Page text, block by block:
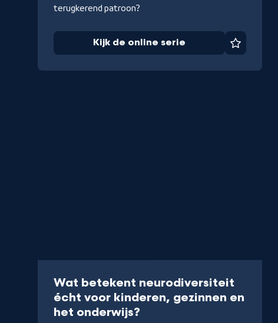
terugkerend patroon?
Kijk de online serie Favoriet
Wat betekent neurodiversiteit
écht voor kinderen, gezinnen en
het onderwijs?